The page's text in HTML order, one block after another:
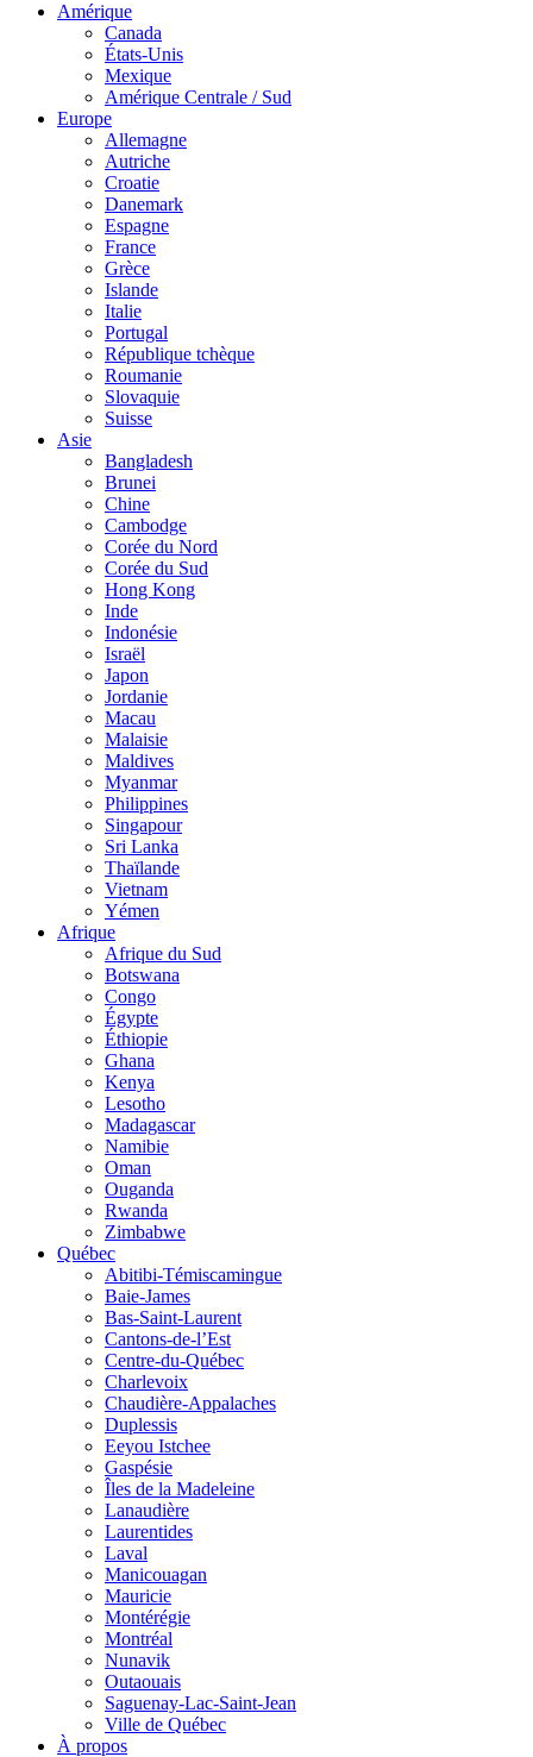
Amérique
Canada
États-Unis
Mexique
Amérique Centrale / Sud
Europe
Allemagne
Autriche
Croatie
Danemark
Espagne
France
Grèce
Islande
Italie
Portugal
République tchèque
Roumanie
Slovaquie
Suisse
Asie
Bangladesh
Brunei
Chine
Cambodge
Corée du Nord
Corée du Sud
Hong Kong
Inde
Indonésie
Israël
Japon
Jordanie
Macau
Malaisie
Maldives
Myanmar
Philippines
Singapour
Sri Lanka
Thaïlande
Vietnam
Yémen
Afrique
Afrique du Sud
Botswana
Congo
Égypte
Éthiopie
Ghana
Kenya
Lesotho
Madagascar
Namibie
Oman
Ouganda
Rwanda
Zimbabwe
Québec
Abitibi-Témiscamingue
Baie-James
Bas-Saint-Laurent
Cantons-de-l’Est
Centre-du-Québec
Charlevoix
Chaudière-Appalaches
Duplessis
Eeyou Istchee
Gaspésie
Îles de la Madeleine
Lanaudière
Laurentides
Laval
Manicouagan
Mauricie
Montérégie
Montréal
Nunavik
Outaouais
Saguenay-Lac-Saint-Jean
Ville de Québec
À propos